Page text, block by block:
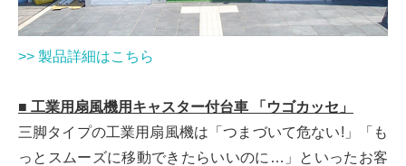
>> 製品詳細はこちら
■ 工業用扇風機用キャスター付台車 「ウゴカッセ」
三脚タイプの工業用扇風機は「つまづいて危ない!」「も
っとスムーズに移動できたらいいのに…」といったお客